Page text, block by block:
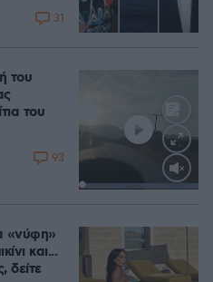
31
Loaded:
του
του
93
«νύφη»
και...
δείτε